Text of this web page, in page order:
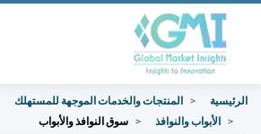
الرئيسية المنتجات والخدمات الموجهة للمستهلك
الأبواب والنوافذ
سوق النوافذ والأبواب